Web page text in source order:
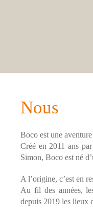
Nous
Boco est une
Créé en 2011 ans
Simon, Boco est né
A l’origine, c’est en
Au fil des années,
depuis 2019 les lieux